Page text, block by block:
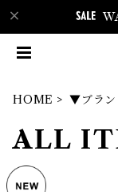
HOME ▼ブラン
ALL